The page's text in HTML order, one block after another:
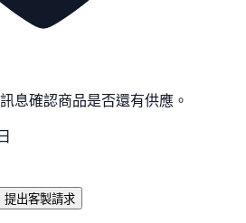
息確認商品是否還有供應。
提出客製請求